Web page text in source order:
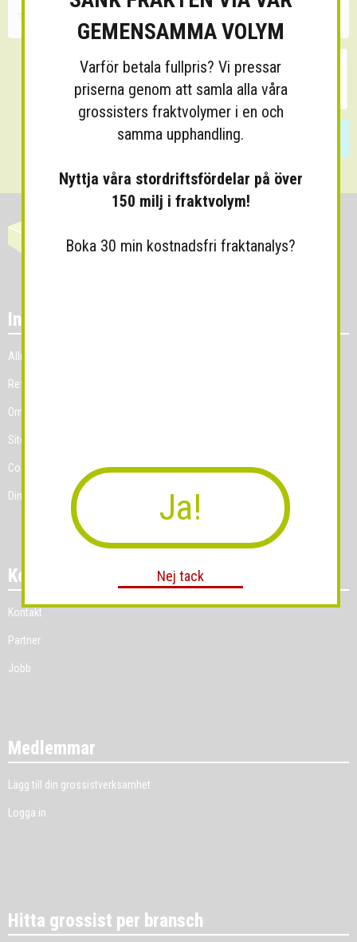
Information
Allmänna villkor
Referenskunder
Om Grossist.se
Sitemap
Cookies
Dina Cookie-prefenser
Kontakt
Kontakt
Partner
Jobb
Medlemmar
Lägg till din grossistverksamhet
Logga in
Hitta grossist per bransch
GEMENSAMMA VOLYM
Varför betala fullpris? Vi pressar
priserna genom att samla alla våra
grossisters fraktvolymer i en och
samma upphandling.
Nyttja våra stordriftsfördelar på över
150 milj i fraktvolym!
Boka 30 min kostnadsfri fraktanalys?
Ja!
Nej tack